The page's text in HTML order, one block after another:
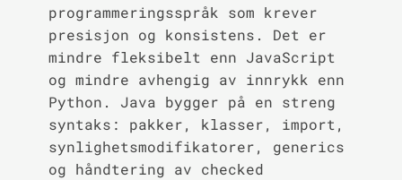
programmeringsspråk som krever
presisjon og konsistens. Det er
mindre fleksibelt enn JavaScript
og mindre avhengig av innrykk enn
Python. Java bygger på en streng
syntaks: pakker, klasser, import,
synlighetsmodifikatorer, generics
og håndtering av checked